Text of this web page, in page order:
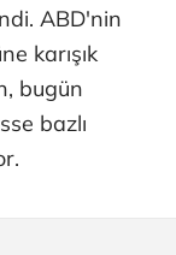
ABD'nin
karışık
bugün
bazlı